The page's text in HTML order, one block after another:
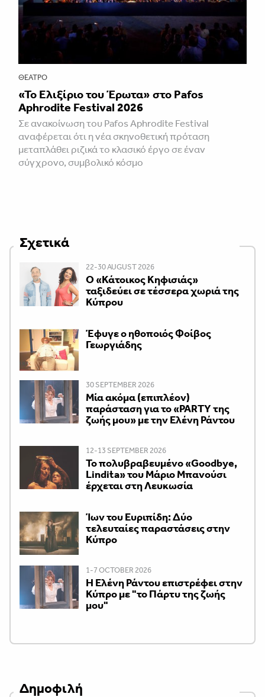
ΘΈΑΤΡΟ
«Το Ελιξίριο του Έρωτα» στο Pafos
Aphrodite Festival 2026
Σε ανακοίνωση του Pafos Aphrodite Festival
αναφέρεται ότι η νέα σκηνοθετική πρόταση
μεταπλάθει ριζικά το κλασικό έργο σε έναν
σύγχρονο, συμβολικό κόσμο
Σχετικά
22-30 AUGUST 2026
Ο «Κάτοικος Κηφισιάς»
ταξιδεύει σε τέσσερα χωριά της
Κύπρου
Έφυγε ο ηθοποιός Φοίβος
Γεωργιάδης
30 SEPTEMBER 2026
Μία ακόμα (επιπλέον)
παράσταση για το «PARTY της
ζωής μου» με την Ελένη Ράντου
12-13 SEPTEMBER 2026
Το πολυβραβευμένο «Goodbye,
Lindita» του Μάριο Μπανούσι
έρχεται στη Λευκωσία
Ίων του Ευριπίδη: Δύο
τελευταίες παραστάσεις στην
Κύπρο
1-7 OCTOBER 2026
H Ελένη Ράντου επιστρέφει στην
Κύπρο με "το Πάρτυ της ζωής
μου"
Δημοφιλή